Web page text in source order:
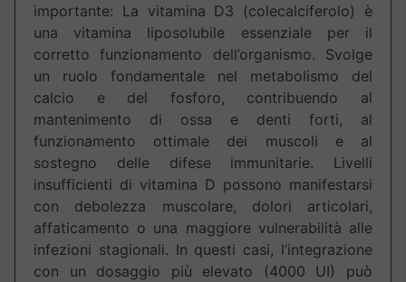
importante: La vitamina D3 (colecalciferolo) è
una vitamina liposolubile essenziale per il
corretto funzionamento dell’organismo. Svolge
un ruolo fondamentale nel metabolismo del
calcio e del fosforo, contribuendo al
mantenimento di ossa e denti forti, al
funzionamento ottimale dei muscoli e al
sostegno delle difese immunitarie. Livelli
insufficienti di vitamina D possono manifestarsi
con debolezza muscolare, dolori articolari,
affaticamento o una maggiore vulnerabilità alle
infezioni stagionali. In questi casi, l’integrazione
con un dosaggio più elevato (4000 UI) può